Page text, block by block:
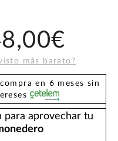
más barato?
en 6 meses sin
para aprovechar tu